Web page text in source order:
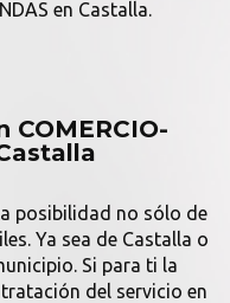
en Castalla.
COMERCIO-
posibilidad no sólo de
Ya sea de Castalla o
Si para ti la
del servicio en